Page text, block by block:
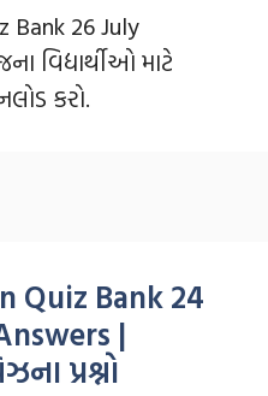
Bank 26 July
વિદ્યાર્થીઓ માટે
કરો.
Quiz Bank 24
|
પ્રશ્નો